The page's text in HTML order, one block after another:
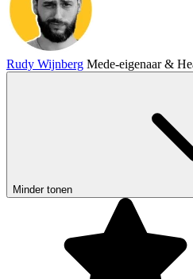
Rudy Wijnberg Mede-eigenaar &
Minder tonen